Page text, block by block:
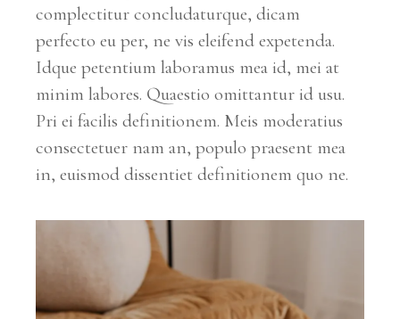
complectitur concludaturque, dicam
perfecto eu per, ne vis eleifend expetenda.
Idque petentium laboramus mea id, mei at
minim labores. Quaestio omittantur id usu.
Pri ei facilis definitionem. Meis moderatius
consectetuer nam an, populo praesent mea
in, euismod dissentiet definitionem quo ne.